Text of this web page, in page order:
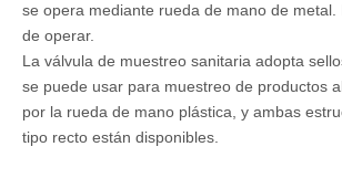
se opera mediante rueda de mano de metal.
de operar.
La válvula de muestreo sanitaria adopta
se puede usar para muestreo de productos
por la rueda de mano plástica, y ambas
tipo recto están disponibles.